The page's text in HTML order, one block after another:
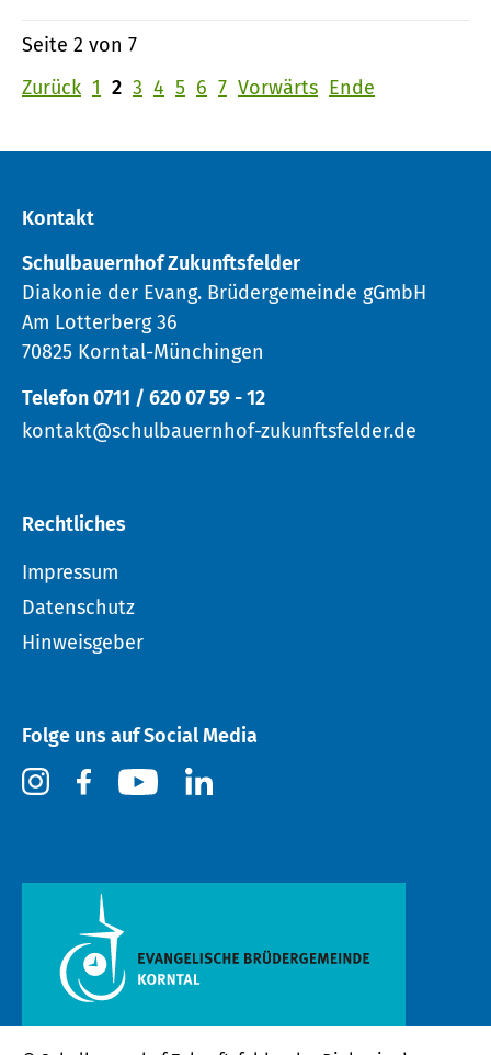
Seite 2 von 7
Zurück 1 2 3 4 5 6 7 Vorwärts Ende
Kontakt
Schulbauernhof Zukunftsfelder
Diakonie der Evang. Brüdergemeinde gGmbH
Am Lotterberg 36
70825 Korntal-Münchingen
Telefon 0711 / 620 07 59 - 12
kontakt@schulbauernhof-zukunftsfelder.de
Rechtliches
Impressum
Datenschutz
Hinweisgeber
Folge uns auf Social Media